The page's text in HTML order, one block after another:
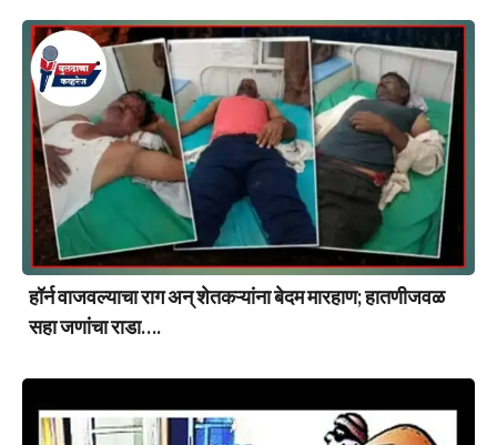
हॉर्न वाजवल्याचा राग अन् शेतकऱ्यांना बेदम मारहाण; हातणीजवळ
सहा जणांचा राडा….